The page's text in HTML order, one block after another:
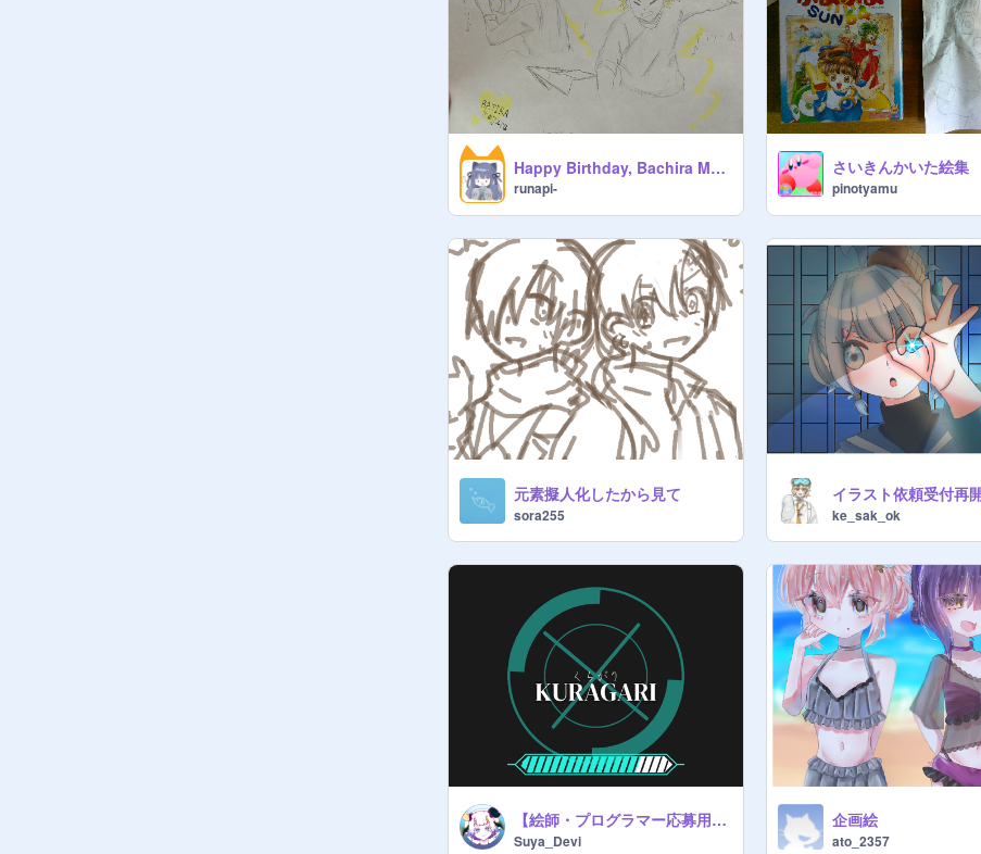
Happy Birthday, Bachira Meguru
runapi-
さいきんかいた絵集
pinotyamu
元素擬人化したから見て
sora255 ke_sak_ok
【絵師・プログラマー応募用紙】
Suya_Devi
企画絵
ato_2357